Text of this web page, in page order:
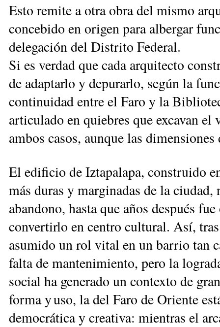
Esto remite a otra obra del mismo
concebido en origen para albergar
delegación del Distrito Federal.
Si es verdad que cada arquitecto
de adaptarlo y depurarlo, según la
continuidad entre el Faro y la
articulado en quiebres que excavan
ambos casos, aunque las
El edificio de Iztapalapa, construido
más duras y marginadas de la
abandono, hasta que años después
convertirlo en centro cultural. Así,
asumido un rol vital en un barrio tan
falta de mantenimiento, pero la
social ha generado un contexto de
forma y uso, la del Faro de Oriente
democrática y creativa: mientras el